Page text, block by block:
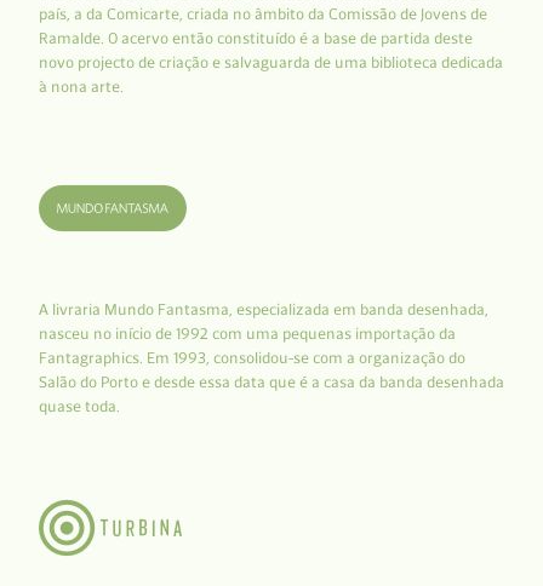
país, a da Comicarte, criada no âmbito da Comissão de Jovens de
Ramalde. O acervo então constituído é a base de partida deste
novo projecto de criação e salvaguarda de uma biblioteca dedicada
à nona arte.
A livraria Mundo Fantasma, especializada em banda desenhada,
nasceu no início de 1992 com uma pequenas importação da
Fantagraphics. Em 1993, consolidou-se com a organização do
Salão do Porto e desde essa data que é a casa da banda desenhada
quase toda.